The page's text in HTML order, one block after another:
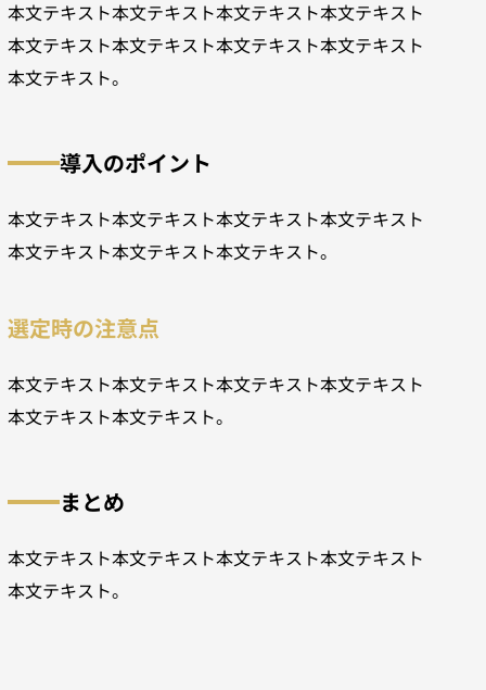
本文テキスト本文テキスト本文テキスト本文テキスト
本文テキスト本文テキスト本文テキスト本文テキスト
本文テキスト。
導入のポイント
本文テキスト本文テキスト本文テキスト本文テキスト
本文テキスト本文テキスト本文テキスト。
選定時の注意点
本文テキスト本文テキスト本文テキスト本文テキスト
本文テキスト本文テキスト。
まとめ
本文テキスト本文テキスト本文テキスト本文テキスト
本文テキスト。